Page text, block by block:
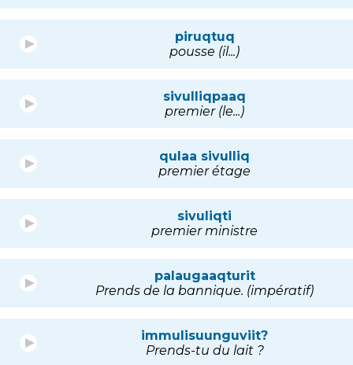
piruqtuq
pousse (il...)
sivulliqpaaq
premier (le...)
qulaa sivulliq
premier étage
sivuliqti
premier ministre
palaugaaqturit
Prends de la bannique. (impératif)
immulisuunguviit?
Prends-tu du lait ?